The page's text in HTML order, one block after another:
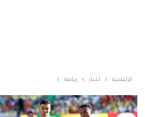
الرئيسية أخبار رياضة